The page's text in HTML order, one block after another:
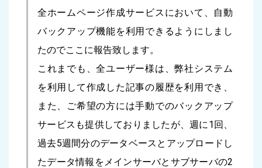
全ホームページ作成サービスにおいて、自動
バックアップ機能を利用できるようにしまし
たのでここに報告致します。
これまでも、全ユーザー様は、弊社システム
を利用して作成した記事の履歴を利用でき、
また、ご希望の方には手動でのバックアップ
サービスも提供しておりましたが、週に1回、
過去5週間分のデータベースとアップロードし
たデータ情報をメインサーバとサブサーバの2